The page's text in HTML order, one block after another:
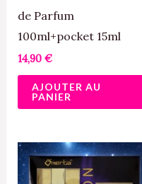
de Parfum
100ml+pocket 15ml
14,90 €
AJOUTER AU
PANIER